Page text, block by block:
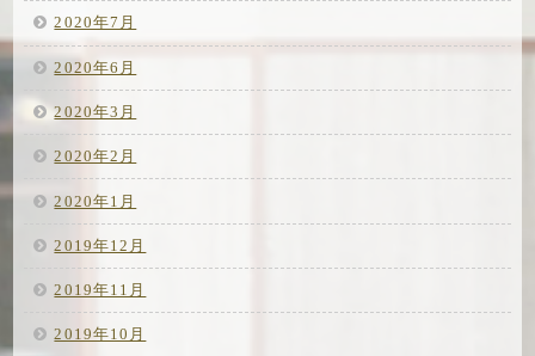
2020年7月
2020年6月
2020年3月
2020年2月
2020年1月
2019年12月
2019年11月
2019年10月